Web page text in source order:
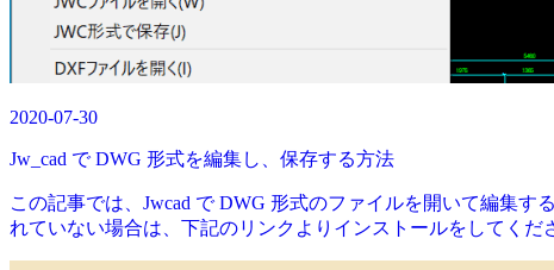
2020-07-30
Jw_cad で DWG 形式を編集し、保存する方法
この記事では、Jwcad で DWG 形式のファイルを開いて編集
れていない場合は、下記のリンクよりインストールをしてくだ